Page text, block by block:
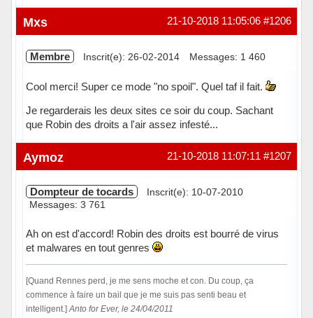
Hors ligne #1206
21-10-2018 11:05:06
Mxs
Membre Inscrit(e): 26-02-2014 Messages: 1 460
Cool merci! Super ce mode "no spoil". Quel taf il fait.
Je regarderais les deux sites ce soir du coup. Sachant
que Robin des droits a l'air assez infesté...
Hors ligne #1207
21-10-2018 11:07:11
Aymoz
Dompteur de tocards
Inscrit(e): 10-07-2010
Messages: 3 761
Ah on est d'accord! Robin des droits est bourré de virus
et malwares en tout genres
[Quand Rennes perd, je me sens moche et con. Du coup, ça
commence à faire un bail que je me suis pas senti beau et
intelligent.]Anto for Ever, le 24/04/2011